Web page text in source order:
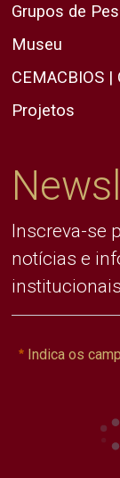
Grupos de
Museu
CEMACBIOS
Projetos
Inscreva-se
notícias e
Indica os